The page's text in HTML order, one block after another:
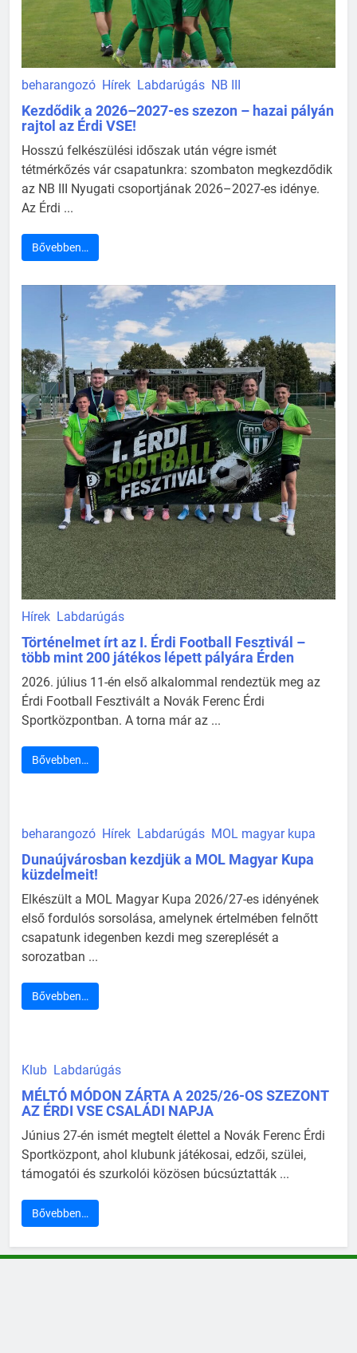
beharangozó Hírek Labdarúgás NB III
Kezdődik a 2026–2027-es szezon – hazai pályán
rajtol az Érdi VSE!
Hosszú felkészülési időszak után végre ismét
tétmérkőzés vár csapatunkra: szombaton megkezdődik
az NB III Nyugati csoportjának 2026–2027-es idénye.
Az Érdi ...
Bővebben…
Hírek Labdarúgás
Történelmet írt az I. Érdi Football Fesztivál –
több mint 200 játékos lépett pályára Érden
2026. július 11-én első alkalommal rendeztük meg az
Érdi Football Fesztivált a Novák Ferenc Érdi
Sportközpontban. A torna már az ...
Bővebben…
beharangozó Hírek Labdarúgás MOL magyar kupa
Dunaújvárosban kezdjük a MOL Magyar Kupa
küzdelmeit!
Elkészült a MOL Magyar Kupa 2026/27-es idényének
első fordulós sorsolása, amelynek értelmében felnőtt
csapatunk idegenben kezdi meg szereplését a
sorozatban ...
Bővebben…
Klub Labdarúgás
MÉLTÓ MÓDON ZÁRTA A 2025/26-OS SZEZONT
AZ ÉRDI VSE CSALÁDI NAPJA
Június 27-én ismét megtelt élettel a Novák Ferenc Érdi
Sportközpont, ahol klubunk játékosai, edzői, szülei,
támogatói és szurkolói közösen búcsúztatták ...
Bővebben…